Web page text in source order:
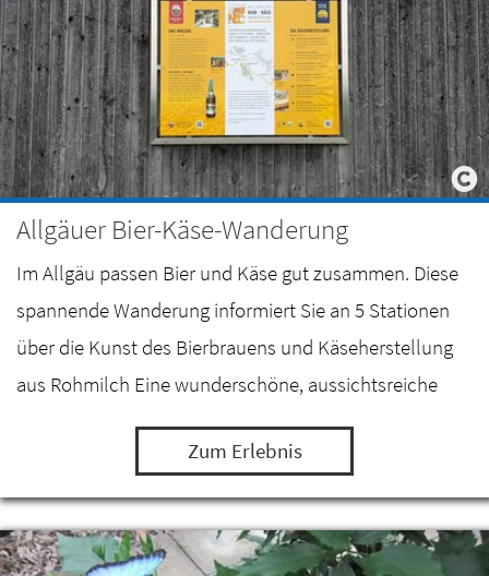
Allgäuer Bier-Käse-Wanderung
Im Allgäu passen Bier und Käse gut zusammen. Diese
spannende Wanderung informiert Sie an 5 Stationen
über die Kunst des Bierbrauens und Käseherstellung
aus Rohmilch Eine wunderschöne, aussichtsreiche
Wanderung zwischen dem Mariahilfer Sudhaus in…
Zum Erlebnis